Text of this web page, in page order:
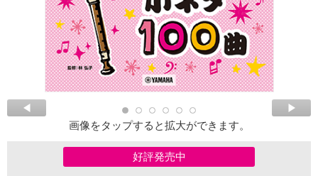
画像をタップすると拡大ができます。
好評発売中